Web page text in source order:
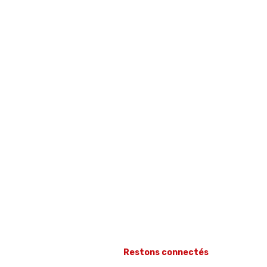
Restons connectés